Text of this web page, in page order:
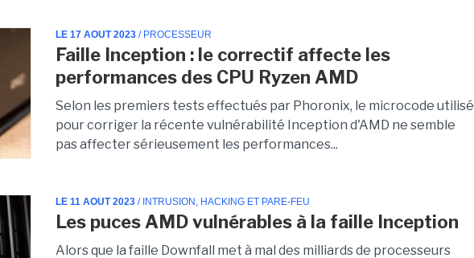
LE 17 AOUT 2023 / PROCESSEUR
Faille Inception : le correctif affecte les
performances des CPU Ryzen AMD
Selon les premiers tests effectués par Phoronix, le microcode utilisé
pour corriger la récente vulnérabilité Inception d'AMD ne semble
pas affecter sérieusement les performances...
LE 11 AOUT 2023 / INTRUSION, HACKING ET PARE-FEU
Les puces AMD vulnérables à la faille Inception
Alors que la faille Downfall met à mal des milliards de processeurs